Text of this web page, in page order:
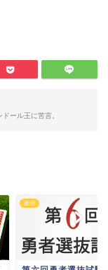
ール王に苦言。
政治